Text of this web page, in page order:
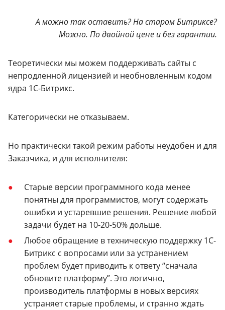
А можно так оставить? На старом Битриксе?
Можно. По двойной цене и без гарантии.
Теоретически мы можем поддерживать сайты с
непродленной лицензией и необновленным кодом
ядра 1С-Битрикс.
Категорически не отказываем.
Но практически такой режим работы неудобен и для
Заказчика, и для исполнителя:
Старые версии программного кода менее
понятны для программистов, могут содержать
ошибки и устаревшие решения. Решение любой
задачи будет на 10-20-50% дольше.
Любое обращение в техническую поддержку 1С-
Битрикс с вопросами или за устранением
проблем будет приводить к ответу “сначала
обновите платформу”. Это логично,
производитель платформы в новых версиях
устраняет старые проблемы, и странно ждать